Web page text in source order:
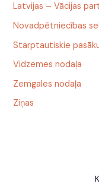
Latvijas – Vācijas
Novadpētniecības
Starptautiskie
Vidzemes nodaļa
Zemgales nodaļa
Ziņas